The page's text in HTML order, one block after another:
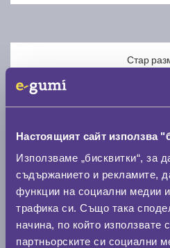
Настоящият сайт използва
Използваме „бисквитки“, за
съдържанието и рекламите,
функции на социални медии
трафика си. Също така
начина, по който използвате
партньорските си социални
Стар
Нов